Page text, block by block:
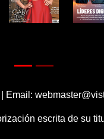
Email:
escrita de su